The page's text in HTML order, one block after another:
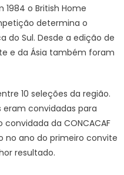
o British Home
determina o
do Sul. Desde a edição de
e da Ásia também foram
10 seleções da região.
eram convidadas para
da CONCACAF
no ano do primeiro convite
resultado.